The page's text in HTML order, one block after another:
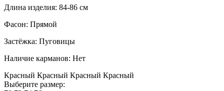
Длина изделия: 84-86 см
Фасон: Прямой
Застёжка: Пуговицы
Наличие карманов: Нет
Красный Красный Красный Красный
Выберите размер: